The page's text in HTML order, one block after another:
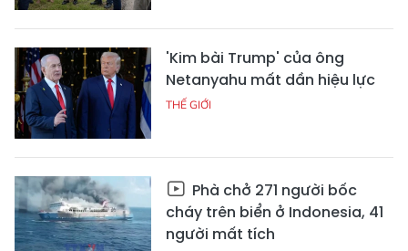
'Kim bài Trump' của ông
Netanyahu mất dần hiệu lực
THẾ GIỚI
Phà chở 271 người bốc
cháy trên biển ở Indonesia, 41
người mất tích